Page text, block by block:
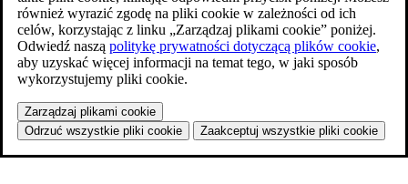
również wyrazić zgodę na pliki cookie w zależności od ich
celów, korzystając z linku „Zarządzaj plikami cookie” poniżej.
Odwiedź naszą politykę prywatności dotyczącą plików cookie,
aby uzyskać więcej informacji na temat tego, w jaki sposób
wykorzystujemy pliki cookie.
Zarządzaj plikami cookie
Odrzuć wszystkie pliki cookie
Zaakceptuj wszystkie pliki cookie